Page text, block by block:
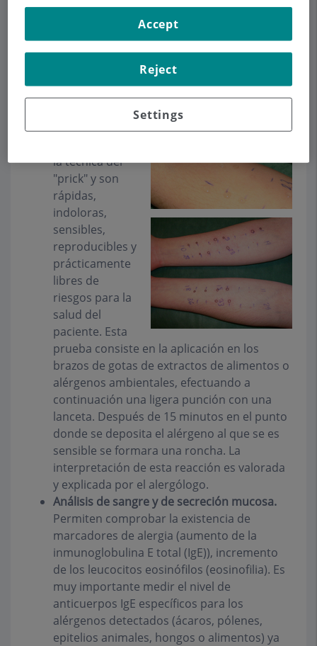
alérgenos
Para el
respiratorias y a
pruebas en piel
la técnica del
"prick" y son
rápidas,
indoloras,
sensibles,
reproducibles y
prácticamente
libres de
riesgos para la
salud del
paciente. Esta
prueba consiste en la aplicación en los
brazos de gotas de extractos de alimentos o
alérgenos ambientales, efectuando a
continuación una ligera punción con una
lanceta. Después de 15 minutos en el punto
donde se deposita el alérgeno al que se es
sensible se formara una roncha. La
interpretación de esta reacción es valorada
y explicada por el alergólogo.
Análisis de sangre y de secreción mucosa.
Permiten comprobar la existencia de
marcadores de alergia (aumento de la
inmunoglobulina E total (IgE)), incremento
de los leucocitos eosinófilos (eosinofilia). Es
muy importante medir el nivel de
anticuerpos IgE específicos para los
alérgenos detectados (ácaros, pólenes,
epitelios animales, hongos o alimentos) ya
Settings
Reject
Accept